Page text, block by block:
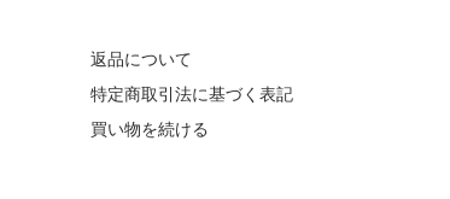
返品について
特定商取引法に基づく表記
買い物を続ける